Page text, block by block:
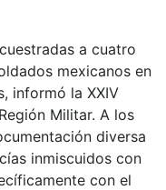
a cuatro
mexicanos en
informó la XXIV
Militar. A los
diversa
inmiscuidos con
con el